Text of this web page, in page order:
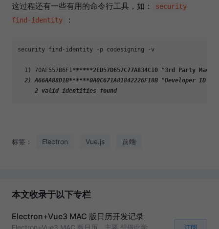
这过程还有一些有用的命令行工具，如：
security
find-identity
：
security find-identity -p codesigning -v
  1) 70AF557B6F1
******2ED57D657C77A834C10 "3rd Party
  2) A66AA88D1B*
*****0A0C671A81842226F18B "Developer ID
标签： Electron Vue.js 前端
本文收录于以下专栏
Electron+Vue3 MAC 版日历开发记录
订阅